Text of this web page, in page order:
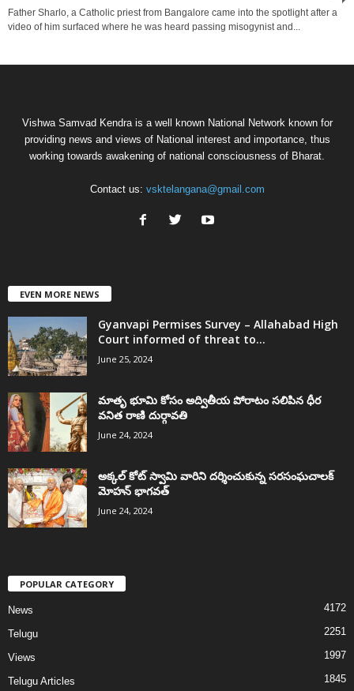
Father Sharlo, a Catholic priest from Bangalore came into the spotlight after a
video of him surfaced where he was heard passing misogynist and...
Vishwa Samvad Kendra is a well known National Network known for
providing news and views of National interest and importance, thus
working towards awakening of national consciousness of Bharat.
Contact us: vsktelangana@gmail.com
EVEN MORE NEWS
Gyanvapi Permises Survey – Allahabad High
Court informed of threat to...
June 25, 2024
మాతృ భూమి కోసం అద్వితీయ పోరాటం సలిపిన ధీర
వనిత రాణి దుర్గావతి
June 24, 2024
అక్కల్‌ కోట్‌ స్వామి వారిని దర్శించుకున్న సరసంఘచాలక్
మోహన్ భాగవత్
June 24, 2024
POPULAR CATEGORY
News 4172
Telugu 2251
Views 1997
Telugu Articles 1845